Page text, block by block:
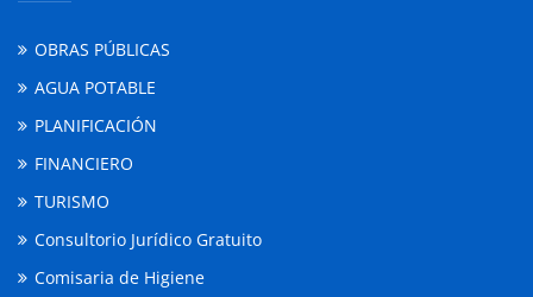
OBRAS PÚBLICAS
AGUA POTABLE
PLANIFICACIÓN
FINANCIERO
TURISMO
Consultorio Jurídico Gratuito
Comisaria de Higiene